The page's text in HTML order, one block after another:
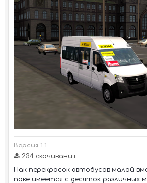
Версия 1.1
234 скачивания
Пак перекрасок автобусов малой
паке имеется с десяток различных